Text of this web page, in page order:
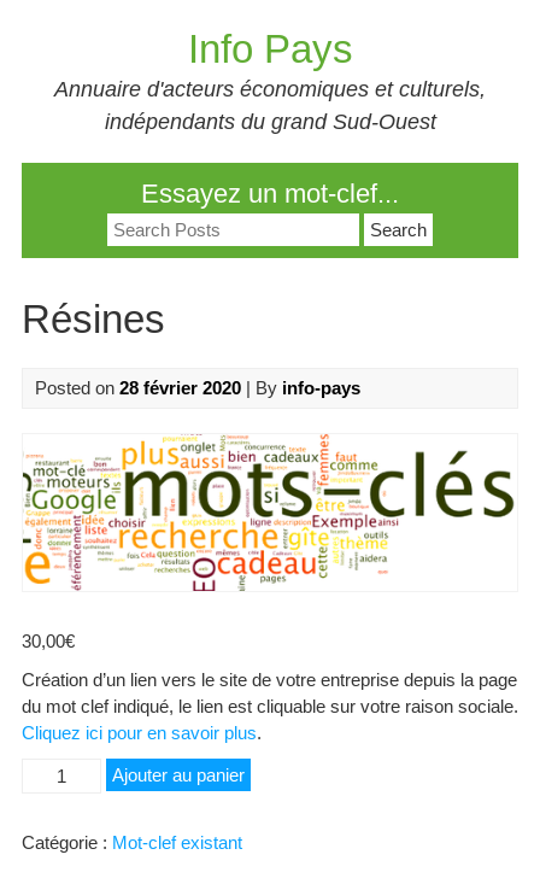
Info Pays
Annuaire d'acteurs économiques et culturels,
indépendants du grand Sud-Ouest
Essayez un mot-clef...
Search
for:
Résines
Posted on 28 février 2020| By info-pays
30,00€
Création d’un lien vers le site de votre entreprise depuis la page
du mot clef indiqué, le lien est cliquable sur votre raison sociale.
Cliquez ici pour en savoir plus.
quantité
Ajouter au panier
Catégorie : Mot-clef existant